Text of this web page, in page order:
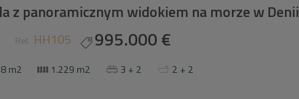
z panoramicznym widokiem na morze w Denii
Ref. HH105 995.000 €
m2 1.229 m2 3 + 2 2 + 2